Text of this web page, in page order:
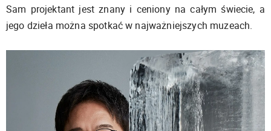
Sam projektant jest znany i ceniony na całym świecie, a
jego dzieła można spotkać w najważniejszych muzeach.